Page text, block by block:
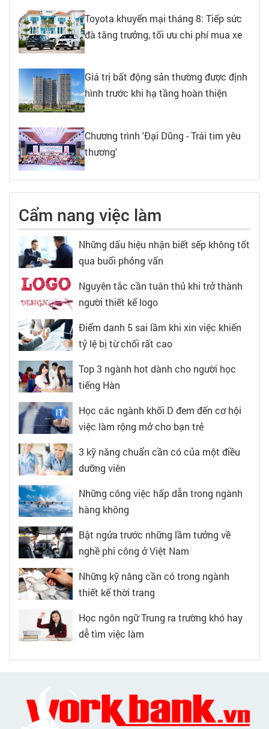
Toyota khuyến mại tháng 8: Tiếp sức
đà tăng trưởng, tối ưu chi phí mua xe
Giá trị bất động sản thường được định
hình trước khi hạ tầng hoàn thiện
Chương trình 'Đại Dũng - Trái tim yêu
thương'
Cẩm nang việc làm
Những dấu hiệu nhận biết sếp không tốt
qua buổi phỏng vấn
Nguyên tắc cần tuân thủ khi trở thành
người thiết kế logo
Điểm danh 5 sai lầm khi xin việc khiến
tỷ lệ bị từ chối rất cao
Top 3 ngành hot dành cho người học
tiếng Hàn
Học các ngành khối D đem đến cơ hội
việc làm rộng mở cho bạn trẻ
3 kỹ năng chuẩn cần có của một điều
dưỡng viên
Những công việc hấp dẫn trong ngành
hàng không
Bật ngửa trước những lầm tưởng về
nghề phi công ở Việt Nam
Những kỹ năng cần có trong ngành
thiết kế thời trang
Học ngôn ngữ Trung ra trường khó hay
dễ tìm việc làm